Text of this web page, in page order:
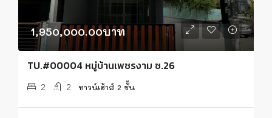
1,950,000.00บาท
TU.#00004 หมู่บ้านเพชรงาม ซ.26
2 2 ทาวน์เฮ้าส์ 2 ชั้น